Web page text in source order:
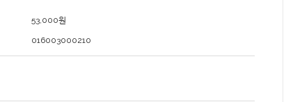
53,000원
016003000210